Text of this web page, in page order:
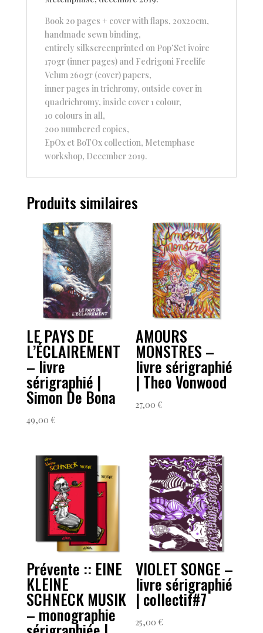
Book 20 pages + cover with flaps, 20x20cm,
handmade sewn binding,
entirely silkscreenprinted on Pop’Set ivoire
170gr (inner pages) and Fedrigoni Freelife
Velum 260gr (cover) papers,
inner pages in trichromy, outside cover in
quadrichromy, inside cover 1 colour,
10 colours in all,
200 numbered copies,
EpOx et BoTOx collection, Metemphase
workshop, December 2019.
Produits similaires
LE PAYS DE
L’ÉCLAIREMENT
– livre
sérigraphié |
Simon De Bona
49,00 €
AMOURS
MONSTRES –
livre sérigraphié
| Theo Vonwood
27,00 €
Prévente :: EINE
KLEINE
SCHNECK MUSIK
– monographie
VIOLET SONGE –
livre sérigraphié
| collectif#7
25,00 €